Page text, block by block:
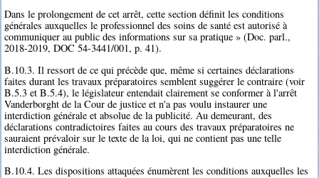
Dans le prolongement de cet arrêt, cette section définit les conditions
générales auxquelles le professionnel des soins de santé est autorisé à
communiquer au public des informations sur sa pratique » (Doc. parl.,
2018-2019, DOC 54-3441/001, p. 41).
B.10.3. Il ressort de ce qui précède que, même si certaines déclarations
faites durant les travaux préparatoires semblent suggérer le contraire (voir
B.5.3 et B.5.4), le législateur entendait clairement se conformer à l'arrêt
Vanderborght de la Cour de justice et n'a pas voulu instaurer une
interdiction générale et absolue de la publicité. Au demeurant, des
déclarations contradictoires faites au cours des travaux préparatoires ne
sauraient prévaloir sur le texte de la loi, qui ne contient pas une telle
interdiction générale.
B.10.4. Les dispositions attaquées énumèrent les conditions auxquelles les